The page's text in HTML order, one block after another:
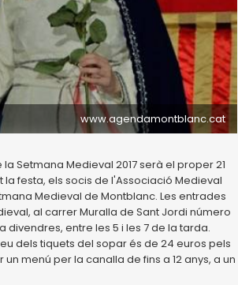
www.agendamontblanc.cat
Setmana Medieval 2017 serà el proper 21
festa, els socis de l'Associació Medieval
Medieval de Montblanc. Les entrades
al carrer Muralla de Sant Jordi número
divendres, entre les 5 i les 7 de la tarda.
dels tiquets del sopar és de 24 euros pels
menú per la canalla de fins a 12 anys, a un